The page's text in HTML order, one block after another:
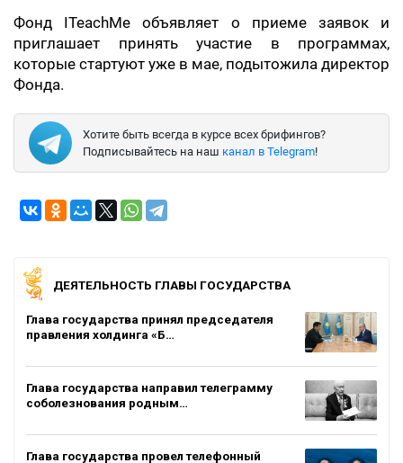
Фонд ITeachMe объявляет о приеме заявок и
приглашает принять участие в программах,
которые стартуют уже в мае, подытожила директор
Фонда.
Хотите быть всегда в курсе всех брифингов?
Подписывайтесь на наш канал в Telegram!
ДЕЯТЕЛЬНОСТЬ ГЛАВЫ ГОСУДАРСТВА
Глава государства принял председателя
правления холдинга «Б…
Глава государства направил телеграмму
соболезнования родным…
Глава государства провел телефонный